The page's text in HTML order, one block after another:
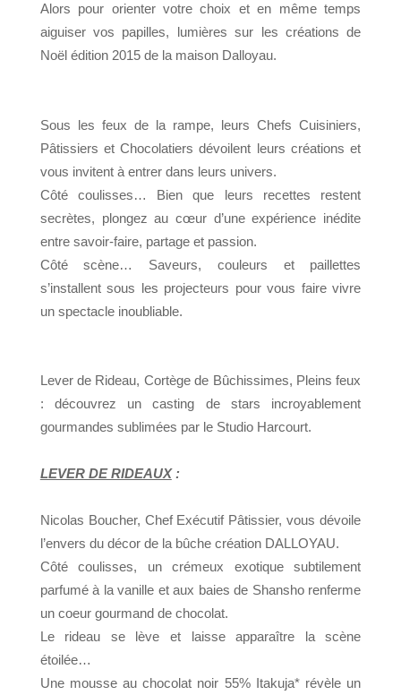
Alors pour orienter votre choix et en même temps
aiguiser vos papilles, lumières sur les créations de
Noël édition 2015 de la maison Dalloyau.
Sous les feux de la rampe, leurs Chefs Cuisiniers,
Pâtissiers et Chocolatiers dévoilent leurs créations et
vous invitent à entrer dans leurs univers.
Côté coulisses… Bien que leurs recettes restent
secrètes, plongez au cœur d’une expérience inédite
entre savoir-faire, partage et passion.
Côté scène… Saveurs, couleurs et paillettes
s’installent sous les projecteurs pour vous faire vivre
un spectacle inoubliable.
Lever de Rideau, Cortège de Bûchissimes, Pleins feux
: découvrez un casting de stars incroyablement
gourmandes sublimées par le Studio Harcourt.
LEVER DE RIDEAUX:
Nicolas Boucher, Chef Exécutif Pâtissier, vous dévoile
l’envers du décor de la bûche création DALLOYAU.
Côté coulisses, un crémeux exotique subtilement
parfumé à la vanille et aux baies de Shansho renferme
un coeur gourmand de chocolat.
Le rideau se lève et laisse apparaître la scène
étoilée…
Une mousse au chocolat noir 55% Itakuja* révèle un